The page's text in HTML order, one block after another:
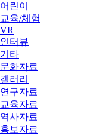
어린이
교육/체험
VR
인터뷰
기타
문화자료
갤러리
연구자료
교육자료
역사자료
홍보자료